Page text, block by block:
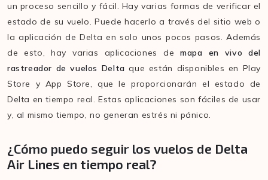
un proceso sencillo y fácil. Hay varias formas de verificar el
estado de su vuelo. Puede hacerlo a través del sitio web o
la aplicación de Delta en solo unos pocos pasos. Además
de esto, hay varias aplicaciones de mapa en vivo del
rastreador de vuelos Deltaque están disponibles en Play
Store y App Store, que le proporcionarán el estado de
Delta en tiempo real. Estas aplicaciones son fáciles de usar
y, al mismo tiempo, no generan estrés ni pánico.
¿Cómo puedo seguir los vuelos de Delta
Air Lines en tiempo real?